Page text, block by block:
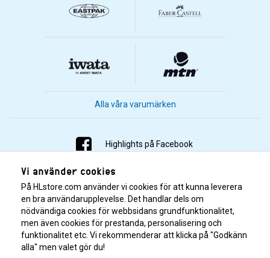
Alla våra varumärken
Highlights på Facebook
Highlights på Instagram
Highlights på Youtube
Highlights på Tiktok
Vi använder cookies
På HLstore.com använder vi cookies för att kunna leverera
en bra användarupplevelse. Det handlar dels om
nödvändiga cookies för webbsidans grundfunktionalitet,
men även cookies för prestanda, personalisering och
funktionalitet etc. Vi rekommenderar att klicka på "Godkänn
alla" men valet gör du!